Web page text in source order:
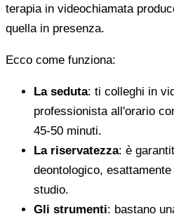
terapia in videochiamata
quella in presenza.
Ecco come funziona:
La seduta: ti colleghi in
professionista all'orario
45-50 minuti.
La riservatezza: è
deontologico,
studio.
Gli strumenti: bastano